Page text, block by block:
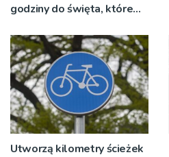
godziny do święta, które
pokoleń
Utworzą kilometry ścieżek